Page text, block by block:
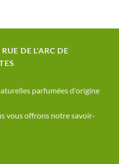
DE L'ARC DE
parfumées d'origine
vous offrons notre savoir-